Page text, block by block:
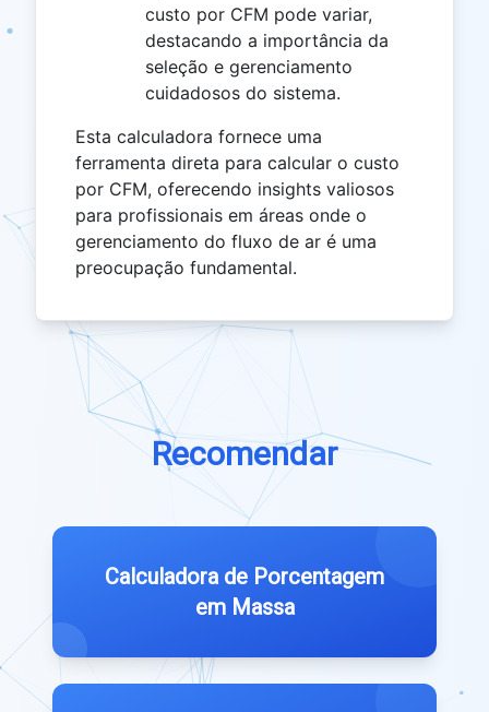
custo por CFM pode variar,
destacando a importância da
seleção e gerenciamento
cuidadosos do sistema.
Esta calculadora fornece uma
ferramenta direta para calcular o custo
por CFM, oferecendo insights valiosos
para profissionais em áreas onde o
gerenciamento do fluxo de ar é uma
preocupação fundamental.
Recomendar
Calculadora de Porcentagem
em Massa